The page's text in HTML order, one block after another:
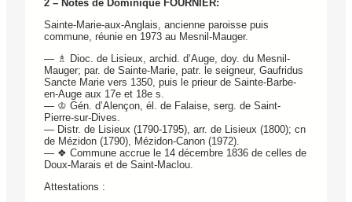
2 – Notes de Dominique FOURNIER:
Sainte-Marie-aux-Anglais, ancienne paroisse puis
commune, réunie en 1973 au Mesnil-Mauger.
— ♗ Dioc. de Lisieux, archid. d’Auge, doy. du Mesnil-
Mauger; par. de Sainte-Marie, patr. le seigneur, Gaufridus
Sancte Marie vers 1350, puis le prieur de Sainte-Barbe-
en-Auge aux 17e et 18e s.
— ♔ Gén. d’Alençon, él. de Falaise, serg. de Saint-
Pierre-sur-Dives.
— Distr. de Lisieux (1790-1795), arr. de Lisieux (1800); cn
de Mézidon (1790), Mézidon-Canon (1972).
— ❖ Commune accrue le 14 décembre 1836 de celles de
Doux-Marais et de Saint-Maclou.
Attestations :